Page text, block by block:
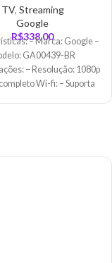
– GA00439-LA
TV, Streaming
Google
R$338,00
– Marca: Google –
GA00439-BR
– Resolução: 1080p
Wi-fi: – Suporta